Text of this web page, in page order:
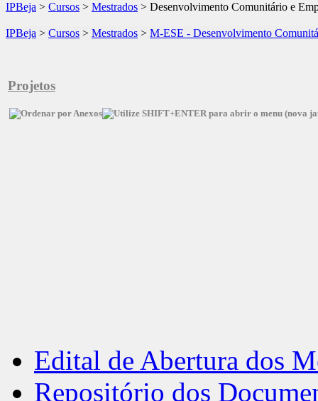
IPBeja > Cursos > Mestrados > Desenvolvimento Comunitário e
IPBeja > Cursos > Mestrados > M-ESE - Desenvolvimento
Projetos
Edital de Abertura dos
Repositório dos